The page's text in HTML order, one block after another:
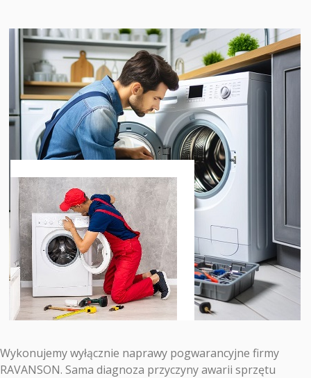
Wykonujemy wyłącznie naprawy pogwarancyjne firmy
RAVANSON. Sama diagnoza przyczyny awarii sprzętu